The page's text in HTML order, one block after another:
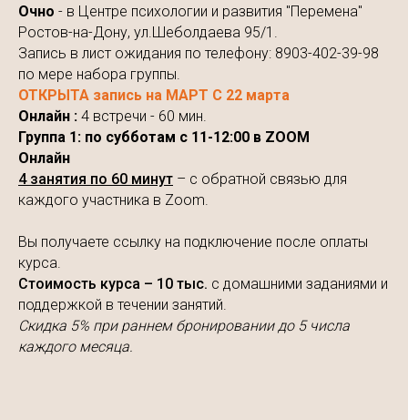
Очно - в Центре психологии и развития "Перемена"
Ростов-на-Дону, ул.Шеболдаева 95/1.
Запись в лист ожидания по телефону: 8903-402-39-98
по мере набора группы.
ОТКРЫТА запись на МАРТ С 22 марта
Онлайн : 4 встречи - 60 мин.
Группа 1: по субботам с 11-12:00 в ZOOM
Онлайн
4 занятия по 60 минут – с обратной связью для
каждого участника в Zoom.
Вы получаете ссылку на подключение после оплаты
курса.
Стоимость курса – 10 тыc. с домашними заданиями и
поддержкой в течении занятий.
Скидка 5% при раннем бронировании до 5 числа
каждого месяца.